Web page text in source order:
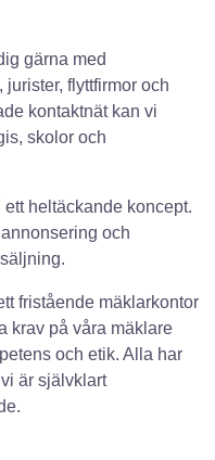
gärna med
flyttfirmor och
kontaktnät kan vi
skolor och
heltäckande koncept.
och
fristående mäklarkontor
krav på våra mäklare
och etik. Alla har
är självklart